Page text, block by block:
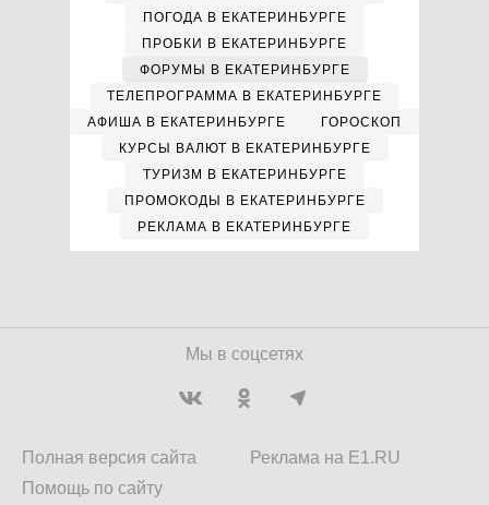
ПОГОДА В ЕКАТЕРИНБУРГЕ
ПРОБКИ В ЕКАТЕРИНБУРГЕ
ФОРУМЫ В ЕКАТЕРИНБУРГЕ
ТЕЛЕПРОГРАММА В ЕКАТЕРИНБУРГЕ
АФИША В ЕКАТЕРИНБУРГЕ
ГОРОСКОП
КУРСЫ ВАЛЮТ В ЕКАТЕРИНБУРГЕ
ТУРИЗМ В ЕКАТЕРИНБУРГЕ
ПРОМОКОДЫ В ЕКАТЕРИНБУРГЕ
РЕКЛАМА В ЕКАТЕРИНБУРГЕ
Мы в соцсетях
Полная версия сайта
Помощь по сайту
Реклама на E1.RU